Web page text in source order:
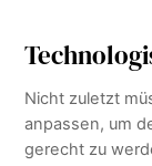
Nicht zuletzt
anpassen, um
gerecht zu